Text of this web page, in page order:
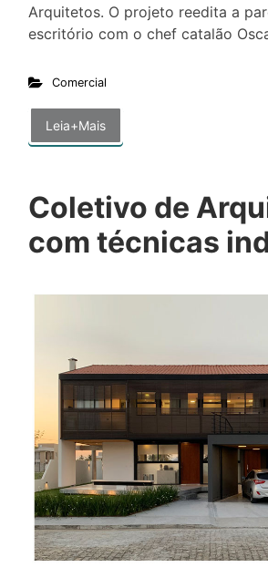
Arquitetos. O projeto reedita a
escritório com o chef catalão
Comercial
Leia+Mais
Coletivo de
com técnicas